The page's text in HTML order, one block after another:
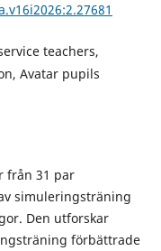
teachers,
Avatar pupils
från 31 par
simuleringsträning
Den utforskar
förbättrade